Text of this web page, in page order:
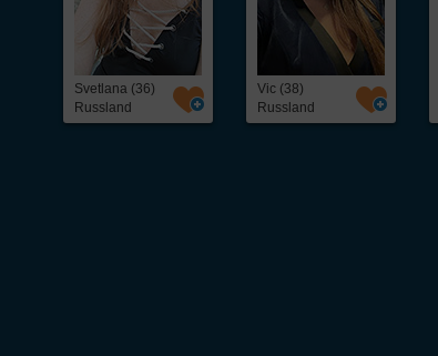
Svetlana (36)
Russland
Vic (38)
Russland